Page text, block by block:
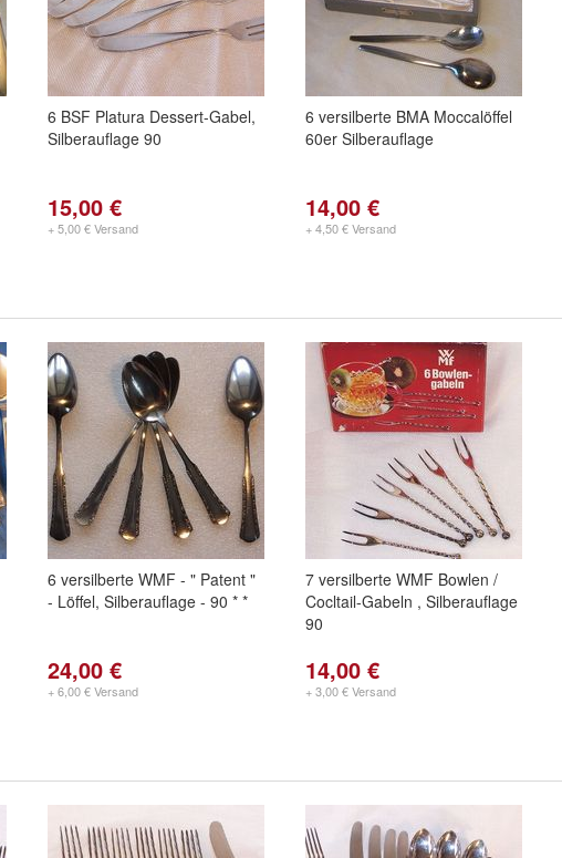
6 BSF Platura Dessert-Gabel,
Silberauflage 90
15,00 €
+ 5,00 € Versand
6 versilberte BMA Moccalöffel
60er Silberauflage
14,00 €
+ 4,50 € Versand
6 versilberte WMF - " Patent "
- Löffel, Silberauflage - 90 * *
24,00 €
+ 6,00 € Versand
7 versilberte WMF Bowlen /
Cocltail-Gabeln , Silberauflage
90
14,00 €
+ 3,00 € Versand